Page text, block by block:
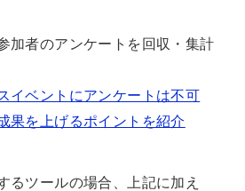
加者のアンケートを回収・集計
イベントにアンケートは不可
果を上げるポイントを紹介
るツールの場合、上記に加え